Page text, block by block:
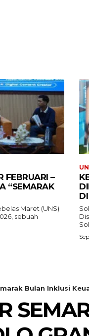
FEBRUARI –
“SEMARAK
Maret (UNS)
sebuah